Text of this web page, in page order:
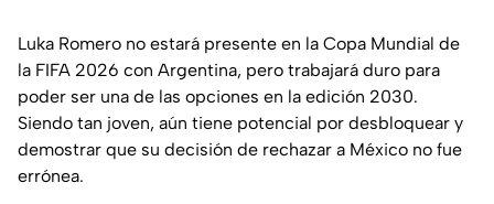
Luka Romero no estará presente en la Copa Mundial de
la FIFA 2026 con Argentina, pero trabajará duro para
poder ser una de las opciones en la edición 2030.
Siendo tan joven, aún tiene potencial por desbloquear y
demostrar que su decisión de rechazar a México no fue
errónea.